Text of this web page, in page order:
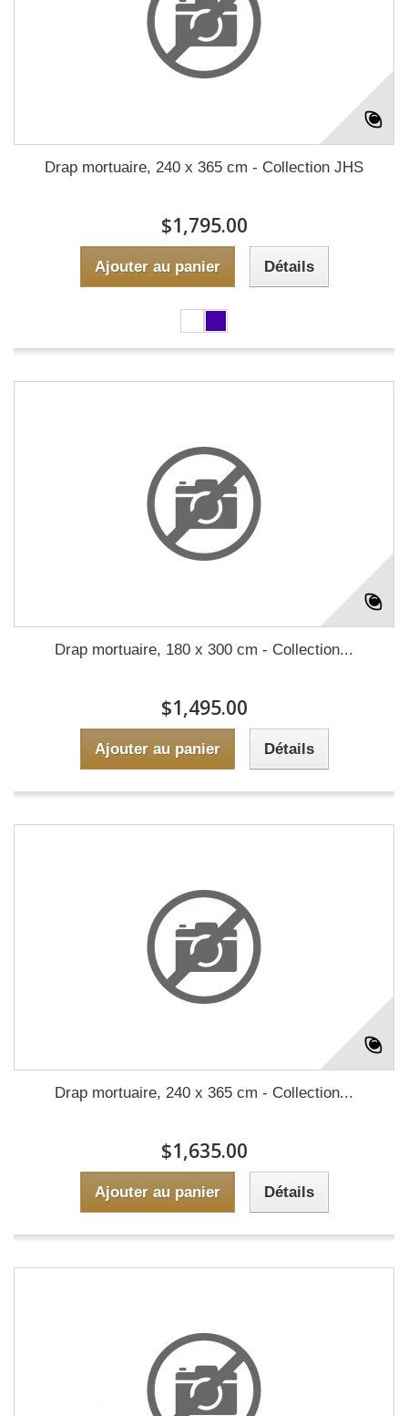
Drap mortuaire, 240 x 365 cm - Collection JHS
$1,795.00
Ajouter au panier Détails
Drap mortuaire, 180 x 300 cm - Collection...
$1,495.00
Ajouter au panier Détails
Drap mortuaire, 240 x 365 cm - Collection...
$1,635.00
Ajouter au panier Détails